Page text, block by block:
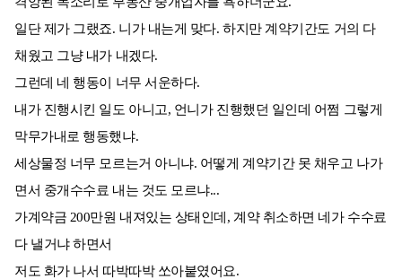
일단 제가 그랬죠. 니가 내는게 맞다. 하지만 계약기간도 거의 다
채웠고 그냥 내가 내겠다.
그런데 네 행동이 너무 서운하다.
내가 진행시킨 일도 아니고, 언니가 진행했던 일인데 어쩜 그렇게
막무가내로 행동했냐.
세상물정 너무 모르는거 아니냐. 어떻게 계약기간 못 채우고 나가
면서 중개수수료 내는 것도 모르냐...
가계약금 200만원 내져있는 상태인데, 계약 취소하면 네가 수수료
다 낼거냐 하면서
저도 화가 나서 따박따박 쏘아붙였어요.